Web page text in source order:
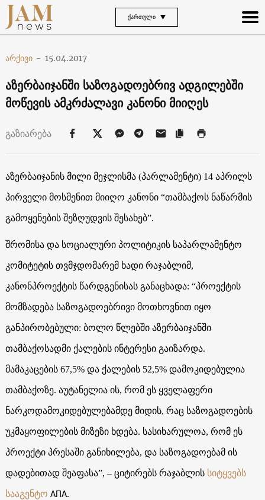
ᲥᲐᲠᲗᲣᲚᲘ
არქივი - 15.04.2017
აზერბაიჯანში საზოგადოებრივ ადგილებში
მოწევის ამკრძალავი კანონი მიიღეს
გაზიარება
აზერბაიჯანის მილი მეჯლისმა (პარლამენტი) 14 აპრილს
პირველი მოსმენით მიიღო კანონი “თამბაქოს ნაწარმის
გამოყენების შეზღუდვის შესახებ”.
შრომისა და სოციალური პოლიტიკის საპარლამენტო
კომიტეტის თვმჯდომარემ ხადი რაჯაბლიმ,
კანონპროექტის წარდგენისას განაცხადა: “პროექტის
მომზადება საზოგადოებრივი მოთხოვნით იყო
განპირობებული: ბოლო წლებში აზერბაიჯანში
თამბაქოსადმი ქალების ინტერესი გაიზარდა.
მამაკაცების 67,5% და ქალების 52,5%დამოკიდებულია
თამბაქოზე. აუტანელია ის, რომ ეს ყველაფერი
ნარკოდამოკიდებულებამდე მიდის, რაც საზოგადოების
უკმაყოფილების მიზეზი ხდება. სასიხარულოა, რომ ეს
პროექტი პრესაში განიხილება, და საზოგადოებამ ის
დადებითად შეაფასა”, – ციტირებს რაჯაბლისსიტყვებს
სააგენტო АПА.